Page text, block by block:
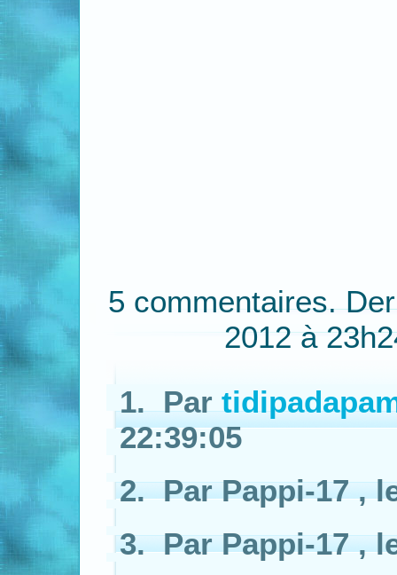
5 commentaires.
2012 à
1. Par
22:39:05
2. Par Pappi-17 ,
3. Par Pappi-17 ,